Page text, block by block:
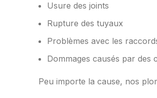
Usure des joints
Rupture des tuyaux
Problèmes avec les
Dommages causés par des
Peu importe la cause, nos